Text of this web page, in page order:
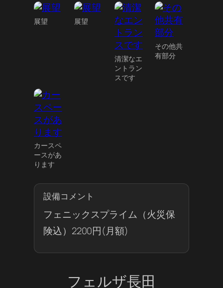
展望 展望
清潔なエ
ントラン
スです
その他共
有部分
カースペ
ースがあ
ります
設備コメント
フェニックスプライム（火災保
険込）2200円(月額)
フェルザ長田